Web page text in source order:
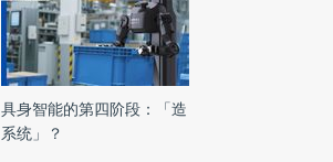
具身智能的第四阶段：「造
系统」？